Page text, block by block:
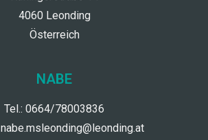
4060 Leonding
Österreich
NABE
Tel.: 0664/78003836
nabe.msleonding@leonding.at